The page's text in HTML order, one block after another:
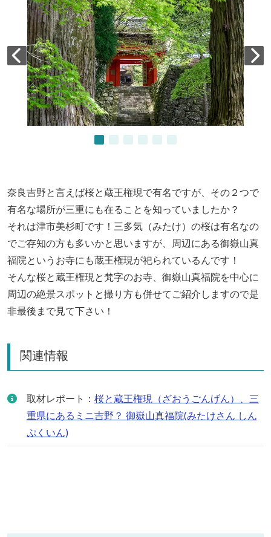
奈良吉野と言えば桜と蔵王権現で有名ですが、その２つで
有名な場所が三重にも在ることを知っていましたか？
それは津市美杉町です！三多気（みたけ）の桜は有名なの
でご存知の方も多いかと思いますが、周辺にある御嶽山真
福院というお寺にも蔵王権現が祀られているんです！
そんな桜と蔵王権現と梵字のお寺、御嶽山真福院を中心に
周辺の絶景スポットと撮り方も併せてご紹介しますので是
非最後まで見て下さい！
関連情報
取材レポート： 桜と蔵王権現（ざおうごんげん）、三
重県にあるミニ吉野？ 御嶽山真福院(みたけさん しん
ぷくいん)